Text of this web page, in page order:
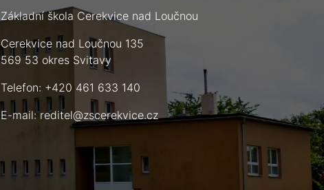
Základní škola Cerekvice nad Loučnou
Cerekvice nad Loučnou 135
569 53 okres Svitavy
Telefon: +420 461 633 140
E-mail:reditel@zscerekvice.cz